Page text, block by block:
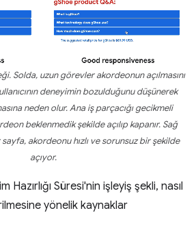
Solda, uzun görevler akordeonun açılmasını
deneyimin bozulduğunu düşünerek
neden olur. Ana iş parçacığı gecikmeli
beklenmedik şekilde açılıp kapanır. Sağ
akordeonu hızlı ve sorunsuz bir şekilde
açıyor.
Hazırlığı Süresi'nin işleyiş şekli, nasıl
yönelik kaynaklar